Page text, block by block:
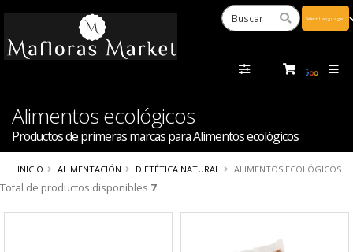
Alimentos ecológicos
Productos de primeras marcas para Alimentos ecológicos
INICIO ALIMENTACIÓN DIETÉTICA NATURAL ALIMENTOS ECOLÓGICOS
Total de productos disponibles 7